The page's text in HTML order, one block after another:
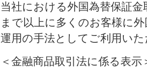
当社における外国為替保証
まで以上に多くのお客様に
運用の手法としてご利用い
＜金融商品取引法に係る表示